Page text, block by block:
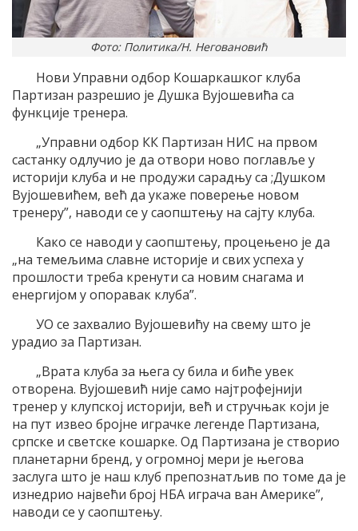
Фото: Политика/Н. Неговановић
Нови Управни одбор Кошаркашког клуба
Партизан разрешио је Душка Вујошевића са
функције тренера.
„Управни одбор КК Партизан НИС на првом
састанку одлучио је да отвори ново поглавље у
историји клуба и не продужи сарадњу са ;Душком
Вујошевићем, већ да укаже поверење новом
тренеру”, наводи се у саопштењу на сајту клуба.
Како се наводи у саопштењу, процењено је да
„на темељима славне историје и свих успеха у
прошлости треба кренути са новим снагама и
енергијом у опоравак клуба”.
УО се захвалио Вујошевићу на свему што је
урадио за Партизан.
„Врата клуба за њега су била и биће увек
отворена. Вујошевић није само најтрофејнији
тренер у клупској историји, већ и стручњак који је
на пут извео бројне играчке легенде Партизана,
српске и светске кошарке. Од Партизана је створио
планетарни бренд, у огромној мери је његова
заслуга што је наш клуб препознатљив по томе да је
изнедрио највећи број НБА играча ван Америке”,
наводи се у саопштењу.